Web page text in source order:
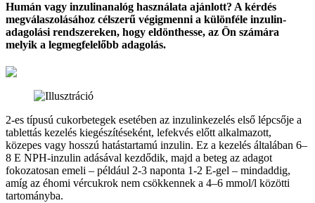
Humán vagy inzulinanalóg használata ajánlott? A kérdés
megválaszolásához célszerű végigmenni a különféle inzulin-
adagolási rendszereken, hogy eldönthesse, az Ön számára
melyik a legmegfelelőbb adagolás.
2-es típusú cukorbetegek esetében az inzulinkezelés első lépcsője a
tablettás kezelés kiegészítéseként, lefekvés előtt alkalmazott,
közepes vagy hosszú hatástartamú inzulin. Ez a kezelés általában 6–
8 E NPH-inzulin adásával kezdődik, majd a beteg az adagot
fokozatosan emeli – például 2-3 naponta 1-2 E-gel – mindaddig,
amíg az éhomi vércukrok nem csökkennek a 4–6 mmol/l közötti
tartományba.